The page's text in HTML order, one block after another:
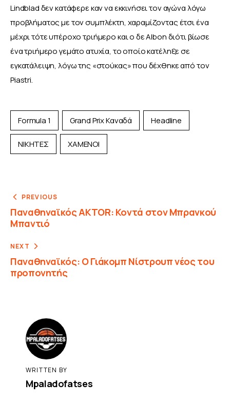
Lindblad δεν κατάφερε καν να εκκινήσει τον αγώνα λόγω
προβλήματος με τον συμπλέκτη, χαραμίζοντας έτσι ένα
μέχρι τότε υπέροχο τριήμερο και ο δε Albon διότι βίωσε
ένα τριήμερο γεμάτο ατυχία, το οποίο κατέληξε σε
εγκατάλειψη, λόγω της «στούκας» που δέχθηκε από τον
Piastri.
Formula 1 Grand Prix Καναδά Headline
ΝΙΚΗΤΕΣ ΧΑΜΕΝΟΙ
PREVIOUS
Παναθηναϊκός AKTOR: Κοντά στον Μπρανκού
Μπαντιό
NEXT
Παναθηναϊκός: Ο Γιάκομπ Νίστρουπ νέος του
προπονητής
WRITTEN BY
Mpaladofatses